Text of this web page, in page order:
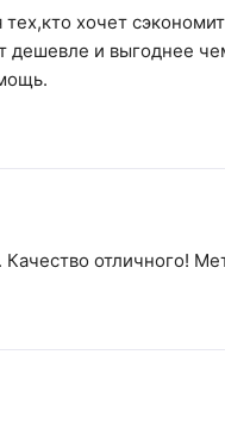
хочет
дешевле и выгоднее
отличного!